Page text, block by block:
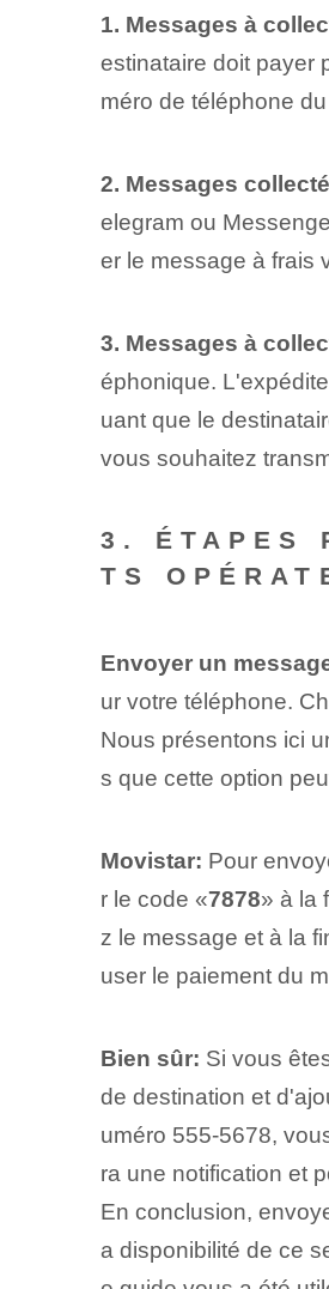
1. Messages à
estinataire doit payer
méro de téléphone
2. Messages
elegram ou⁢
er le message à frais
3. Messages à
éphonique.
uant que le
vous⁤ souhaitez
3. ÉTAPES
TS
Envoyer un
ur votre⁢ téléphone.
Nous présentons ici
s que cette option
Movistar: Pour
r le code «7878» à la
z le message et à la
user le paiement du
Bien sûr: Si vous
de destination et
uméro 555-5678,
ra une notification et
En conclusion,
a ⁤disponibilité⁤ de ce